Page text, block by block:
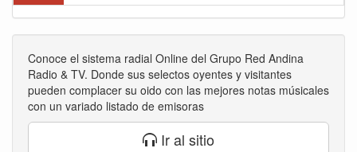
Conoce el sistema radial Online del Grupo Red Andina
Radio & TV. Donde sus selectos oyentes y visitantes
pueden complacer su oido con las mejores notas músicales
con un variado listado de emisoras
Ir al sitio